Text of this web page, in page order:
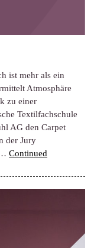
ist mehr als ein
Atmosphäre
zu einer
Textilfachschule
AG den Carpet
der Jury
Continued